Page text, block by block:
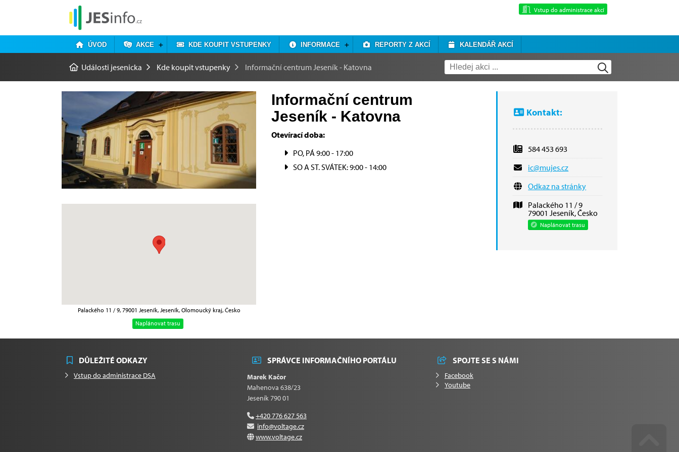
Vstup do administrace akcí
ÚVOD AKCE KDE KOUPIT VSTUPENKY INFORMACE REPORTY Z AKCÍ KALENDÁŘ AKCÍ
Události jesenicka Kde koupit vstupenky Informační centrum Jeseník - Katovna
Palackého 11 / 9, 79001 Jeseník, Jeseník, Olomoucký kraj, Česko
Naplánovat trasu
Kontakt:
584 453 693
ic​@​mujes.cz
Odkaz na stránky
Palackého 11 / 9
79001 Jeseník, Česko
Naplánovat trasu
Informační centrum
Jeseník - Katovna
Otevírací doba:
PO, PÁ 9:00 - 17:00
SO A ST. SVÁTEK: 9:00 - 14:00
DŮLEŽITÉ ODKAZY
Vstup do administrace DSA
SPRÁVCE INFORMAČNÍHO PORTÁLU
Marek Kačor
Mahenova 638/23
Jeseník 790 01
+420 776 627 563
info@voltage.cz
www.voltage.cz
SPOJTE SE S NÁMI
Facebook
Youtube